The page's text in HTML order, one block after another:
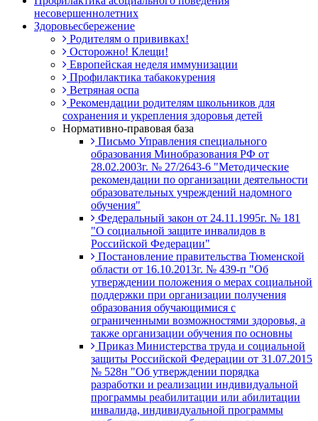
несовершеннолетних
Здоровьесбережение
Родителям о прививках!
Осторожно! Клещи!
Европейская неделя иммунизации
Профилактика табакокурения
Ветряная оспа
Рекомендации родителям школьников для
сохранения и укрепления здоровья детей
Нормативно-правовая база
Письмо Управления специального
образования Минобразования РФ от
28.02.2003г. № 27/2643-6 "Методические
рекомендации по организации деятельности
образовательных учреждений надомного
обучения"
Федеральный закон от 24.11.1995г. № 181
"О социальной защите инвалидов в
Российской Федерации"
Постановление правительства Тюменской
области от 16.10.2013г. № 439-п "Об
утверждении положения о мерах социальной
поддержки при организации получения
образования обучающимися с
ограниченными возможностями здоровья, а
также организации обучения по основны
Приказ Министерства труда и социальной
защиты Российской Федерации от 31.07.2015
№ 528н "Об утверждении порядка
разработки и реализации индивидуальной
программы реабилитации или абилитации
инвалида, индивидуальной программы